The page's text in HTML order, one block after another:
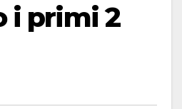
i primi 2